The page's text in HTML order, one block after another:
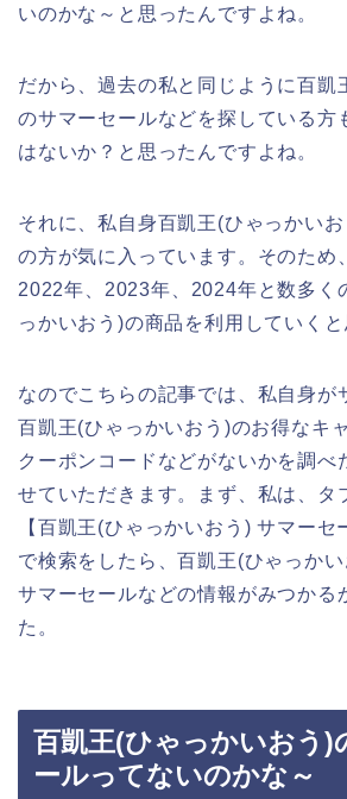
いのかな～と思ったんですよね。
だから、過去の私と同じように百凱
のサマーセールなどを探している方
はないか？と思ったんですよね。
それに、私自身百凱王(ひゃっかい
の方が気に入っています。そのため
2022年、2023年、2024年と数多く
っかいおう)の商品を利用していくと
なのでこちらの記事では、私自身が
百凱王(ひゃっかいおう)のお得なキ
クーポンコードなどがないかを調べ
せていただきます。まず、私は、タ
【百凱王(ひゃっかいおう) サマーセ
で検索をしたら、百凱王(ひゃっか
サマーセールなどの情報がみつかる
た。
百凱王(ひゃっかいおう)
ールってないのかな～